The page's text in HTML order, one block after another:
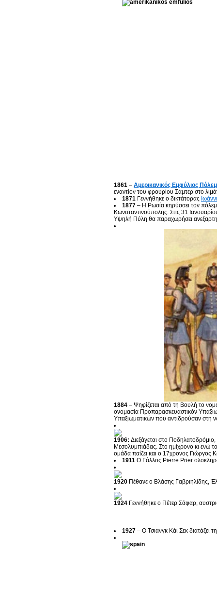
1861 – Αμερικανικός Εμφύλιος
εναντίον του φρουρίου Σάμτερ στο
1871 Γεννήθηκε ο δικτάτορας
1877 – Η Ρωσία κηρύσσει τον
Κωνσταντινούπολης. Στις 31
Υψηλή Πύλη θα παραχωρήσει
1884 – Ψηφίζεται από τη Βουλή το
ονομασία Προπαρασκευαστικόν
Υπαξιωματικών που αντιδρούσαν στη
1906: Διεξάγεται στο
Μεσολυμπιάδας. Στο ημίχρονο κι ενώ
ομάδα παίζει και ο 17χρονος Γιώργος
1911 Ο Γάλλος Pierre Prier
1920 Πέθανε ο Βλάσης Γαβριηλίδης,
1924 Γεννήθηκε ο Πέτερ Σάφαρ,
1927 – Ο Τσιανγκ Κάι Σεκ διατάζει